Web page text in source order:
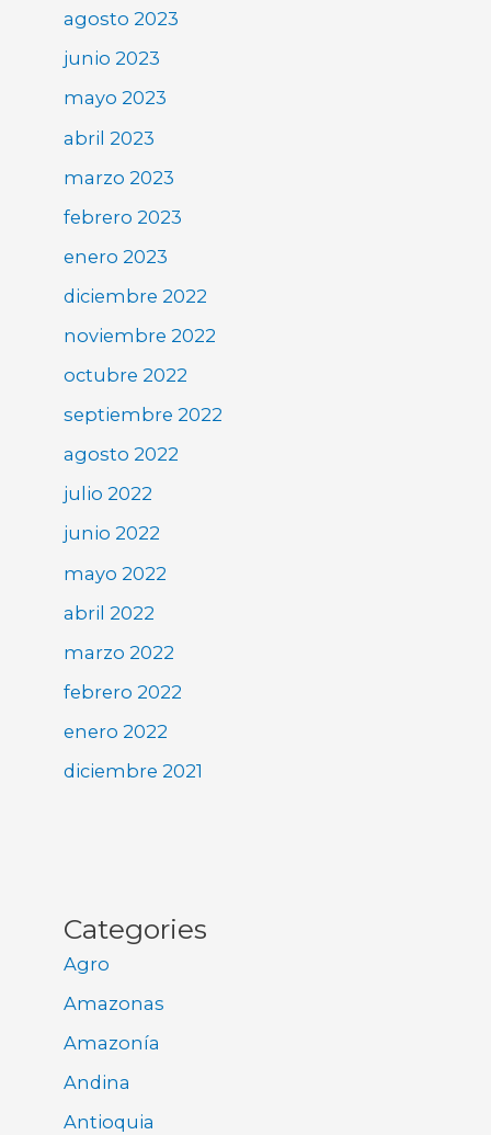
agosto 2023
junio 2023
mayo 2023
abril 2023
marzo 2023
febrero 2023
enero 2023
diciembre 2022
noviembre 2022
octubre 2022
septiembre 2022
agosto 2022
julio 2022
junio 2022
mayo 2022
abril 2022
marzo 2022
febrero 2022
enero 2022
diciembre 2021
Categories
Agro
Amazonas
Amazonía
Andina
Antioquia